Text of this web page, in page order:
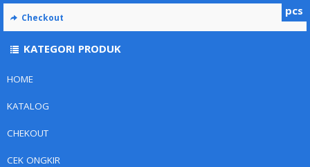
HOME
KATALOG
CHEKOUT
CEK ONGKIR
pcs
Checkout
KATEGORI PRODUK